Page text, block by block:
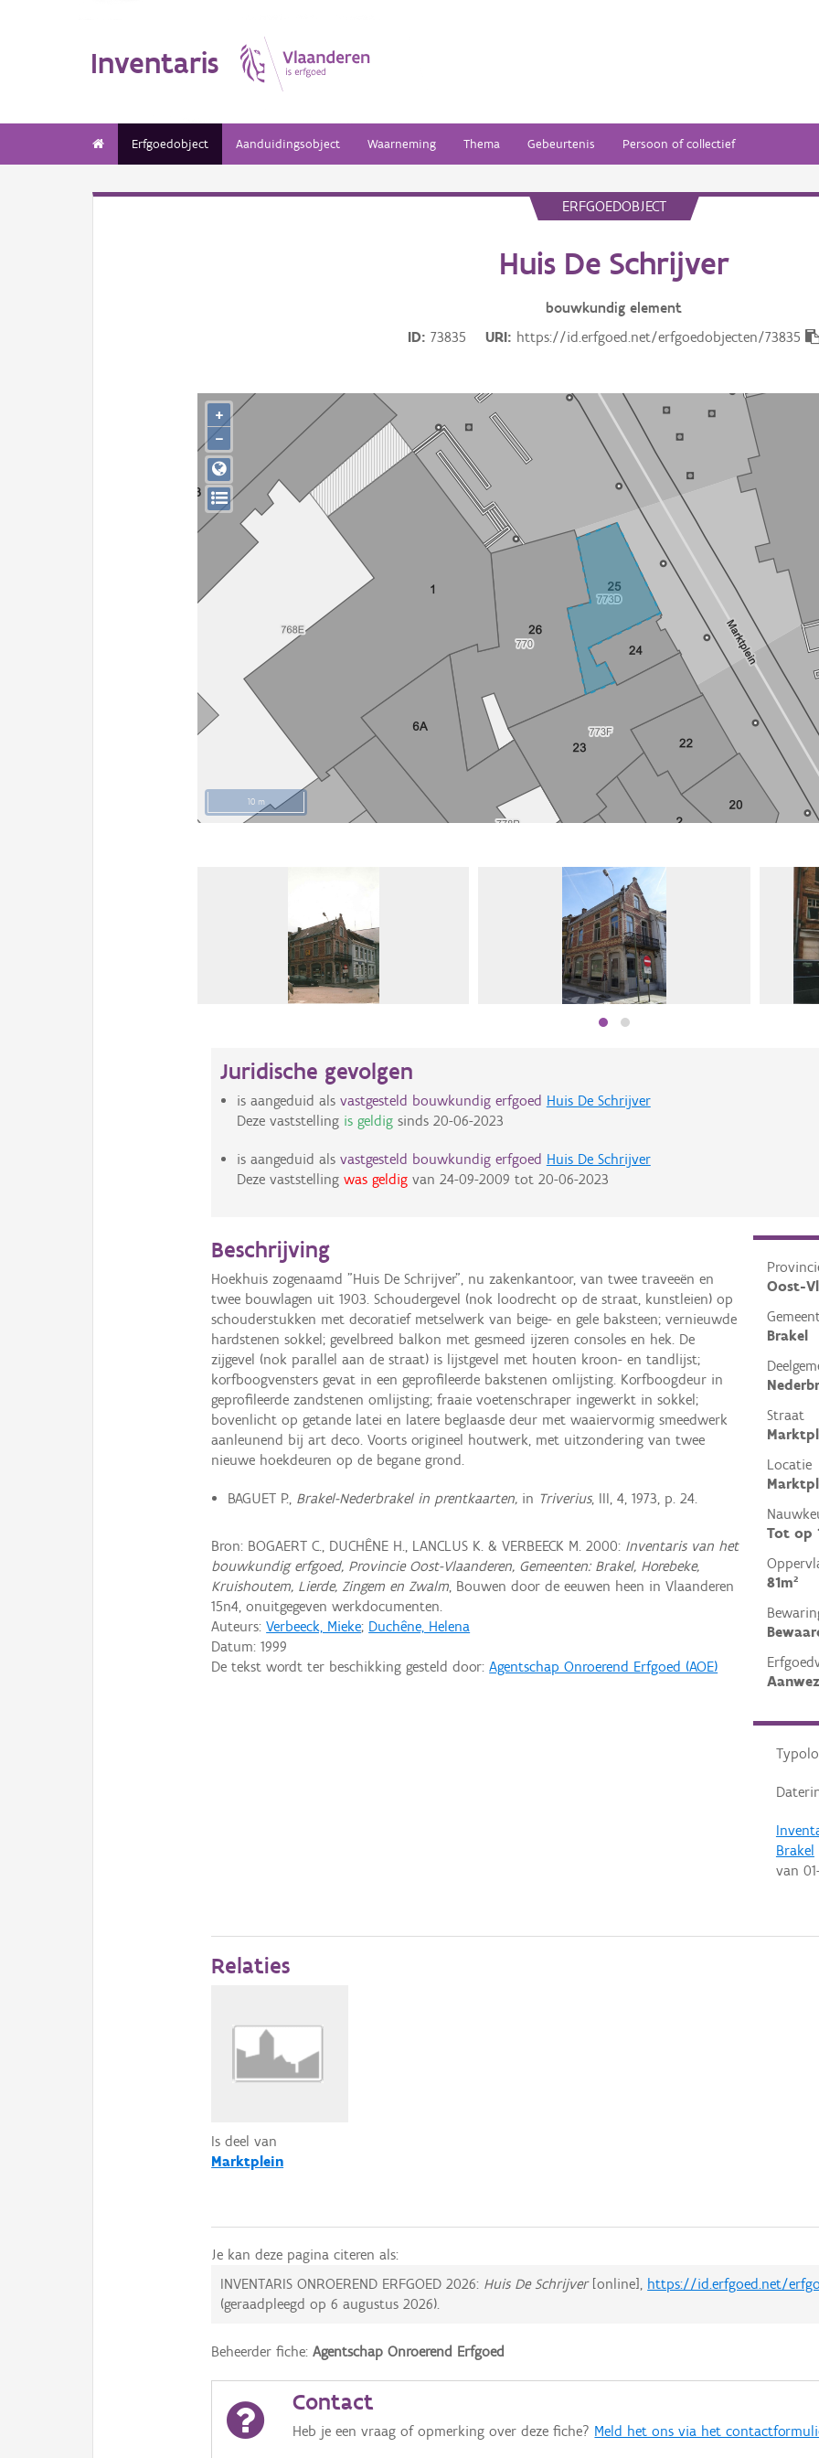
Inventaris
Erfgoedobject Aanduidingsobject Waarneming Thema Gebeurtenis Persoon of collectief
ERFGOEDOBJECT
Huis De Schrijver
bouwkundig element
ID
73835 URI https://id.erfgoed.net/erfgoedobjecten/73835
10 m
+
−
Juridische gevolgen
is aangeduid als vastgesteld bouwkundig erfgoed Huis De Schrijver
Deze vaststelling is geldigsinds 20-06-2023
is aangeduid als vastgesteld bouwkundig erfgoed Huis De Schrijver
Deze vaststelling was geldigvan 24-09-2009 tot 20-06-2023
Oost-
Brakel
Straat
Locatie
Tot op
81m²
Brakel
van
Beschrijving
Hoekhuis zogenaamd "Huis De Schrijver", nu zakenkantoor, van twee traveeën en
twee bouwlagen uit 1903. Schoudergevel (nok loodrecht op de straat, kunstleien) op
schouderstukken met decoratief metselwerk van beige- en gele baksteen; vernieuwde
hardstenen sokkel; gevelbreed balkon met gesmeed ijzeren consoles en hek. De
zijgevel (nok parallel aan de straat) is lijstgevel met houten kroon- en tandlijst;
korfboogvensters gevat in een geprofileerde bakstenen omlijsting. Korfboogdeur in
geprofileerde zandstenen omlijsting; fraaie voetenschraper ingewerkt in sokkel;
bovenlicht op getande latei en latere beglaasde deur met waaiervormig smeedwerk
aanleunend bij art deco. Voorts origineel houtwerk, met uitzondering van twee
nieuwe hoekdeuren op de begane grond.
BAGUET P.,Brakel-Nederbrakel in prentkaarten,in Triverius, III, 4, 1973, p. 24.
Bron: BOGAERT C., DUCHÊNE H., LANCLUS K. & VERBEECK M. 2000: Inventaris van het
bouwkundig erfgoed, Provincie Oost-Vlaanderen, Gemeenten: Brakel, Horebeke,
Kruishoutem, Lierde, Zingem en Zwalm, Bouwen door de eeuwen heen in Vlaanderen
15n4, onuitgegeven werkdocumenten.
Auteurs:Verbeeck, Mieke; Duchêne, Helena
Datum:1999
De tekst wordt ter beschikking gesteld door:Agentschap Onroerend Erfgoed (AOE)
Relaties
Is deel van
Marktplein
Je kan deze pagina citeren als:
INVENTARIS ONROEREND ERFGOED 2026: Huis De Schrijver[online], https://id.erfgoed.net/
(geraadpleegd op6 augustus 2026).
Beheerder fiche:Agentschap Onroerend Erfgoed
Contact
Heb je een vraag of opmerking over deze fiche? Meld het ons via het